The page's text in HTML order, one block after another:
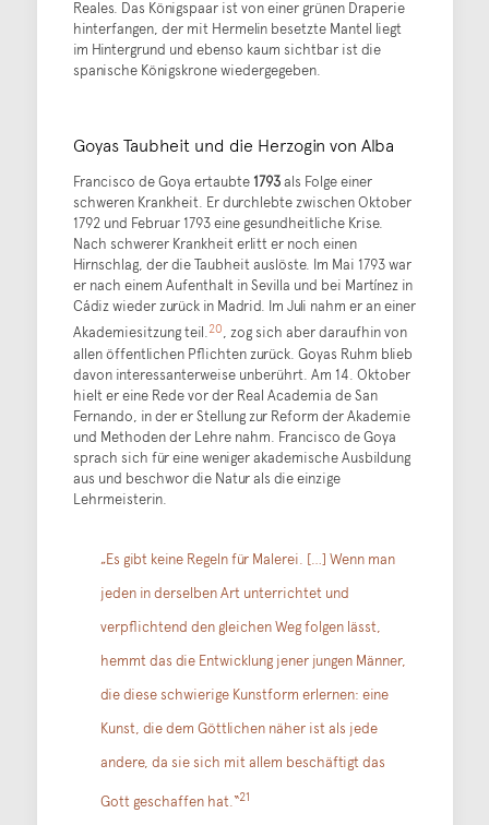
Reales. Das Königspaar ist von einer grünen Draperie
hinterfangen, der mit Hermelin besetzte Mantel liegt
im Hintergrund und ebenso kaum sichtbar ist die
spanische Königskrone wiedergegeben.
Goyas Taubheit und die Herzogin von Alba
Francisco de Goya ertaubte 1793als Folge einer
schweren Krankheit. Er durchlebte zwischen Oktober
1792 und Februar 1793 eine gesundheitliche Krise.
Nach schwerer Krankheit erlitt er noch einen
Hirnschlag, der die Taubheit auslöste. Im Mai 1793 war
er nach einem Aufenthalt in Sevilla und bei Martínez in
Cádiz wieder zurück in Madrid. Im Juli nahm er an einer
Akademiesitzung teil.20, zog sich aber daraufhin von
allen öffentlichen Pflichten zurück. Goyas Ruhm blieb
davon interessanterweise unberührt. Am 14. Oktober
hielt er eine Rede vor der Real Academia de San
Fernando, in der er Stellung zur Reform der Akademie
und Methoden der Lehre nahm. Francisco de Goya
sprach sich für eine weniger akademische Ausbildung
aus und beschwor die Natur als die einzige
Lehrmeisterin.
„Es gibt keine Regeln für Malerei. […] Wenn man
jeden in derselben Art unterrichtet und
verpflichtend den gleichen Weg folgen lässt,
hemmt das die Entwicklung jener jungen Männer,
die diese schwierige Kunstform erlernen: eine
Kunst, die dem Göttlichen näher ist als jede
andere, da sie sich mit allem beschäftigt das
Gott geschaffen hat.“21